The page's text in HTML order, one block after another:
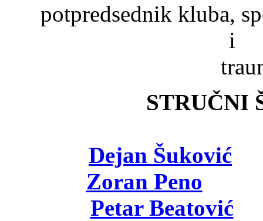
potpredsednik kluba,
STRUČNI
Dejan Šuković
Zoran Peno
Petar Beatović-